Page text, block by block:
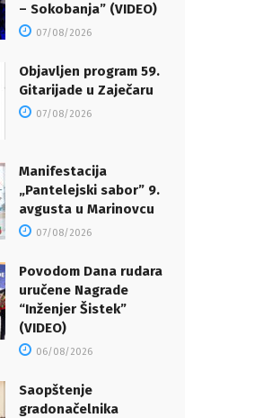
– Sokobanja” (VIDEO)
07/08/2026
Objavljen program 59.
Gitarijade u Zaječaru
07/08/2026
Manifestacija
„Pantelejski sabor” 9.
avgusta u Marinovcu
07/08/2026
Povodom Dana rudara
uručene Nagrade
“Inženjer Šistek”
(VIDEO)
06/08/2026
Saopštenje
gradonačelnika